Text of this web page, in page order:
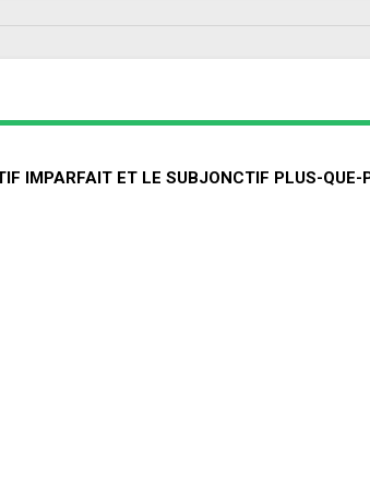
IMPARFAIT ET LE SUBJONCTIF PLUS-QUE-